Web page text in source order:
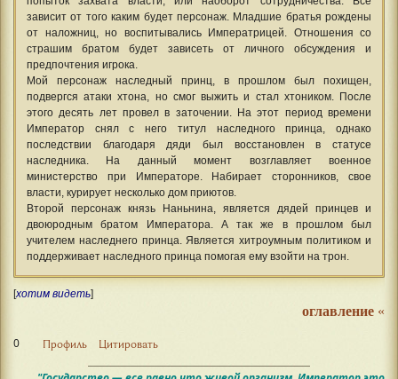
зависит от того каким будет персонаж. Младшие братья рождены
от наложниц, но воспитывались Императрицей. Отношения со
страшим братом будет зависеть от личного обсуждения и
предпочтения игрока.
Мой персонаж наследный принц, в прошлом был похищен,
подвергся атаки хтона, но смог выжить и стал хтоником. После
этого десять лет провел в заточении. На этот период времени
Император снял с него титул наследного принца, однако
последствии благодаря дяди был восстановлен в статусе
наследника. На данный момент возглавляет военное
министерство при Императоре. Набирает сторонников, свое
власти, курирует несколько дом приютов.
Второй персонаж князь Наньнина, является дядей принцев и
двоюродным братом Императора. А так же в прошлом был
учителем наследнего принца. Является хитроумным политиком и
поддерживает наследного принца помогая ему взойти на трон.
[хотим видеть]
оглавление «
0 Профиль Цитировать